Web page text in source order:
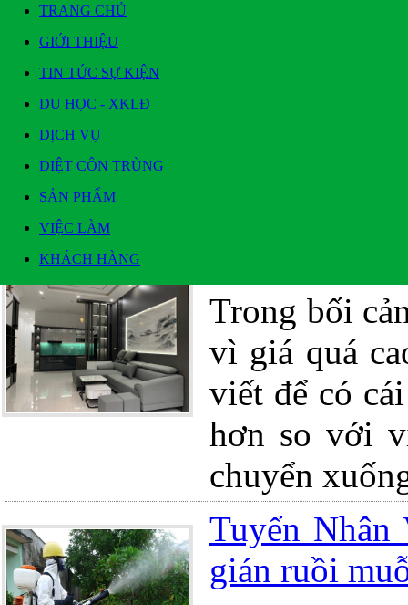
TRANG CHỦ
GIỚI THIỆU
TIN TỨC SỰ KIỆN
DU HỌC - XKLĐ
DỊCH VỤ
DIỆT CÔN TRÙNG
SẢN PHẨM
VIỆC LÀM
KHÁCH HÀNG
TRANG CHỦ|TIN TỨC SỰ KIỆN
Trong bối
vì giá quá
viết để có
hơn so với
chuyển
Tuyển
gián ruồi